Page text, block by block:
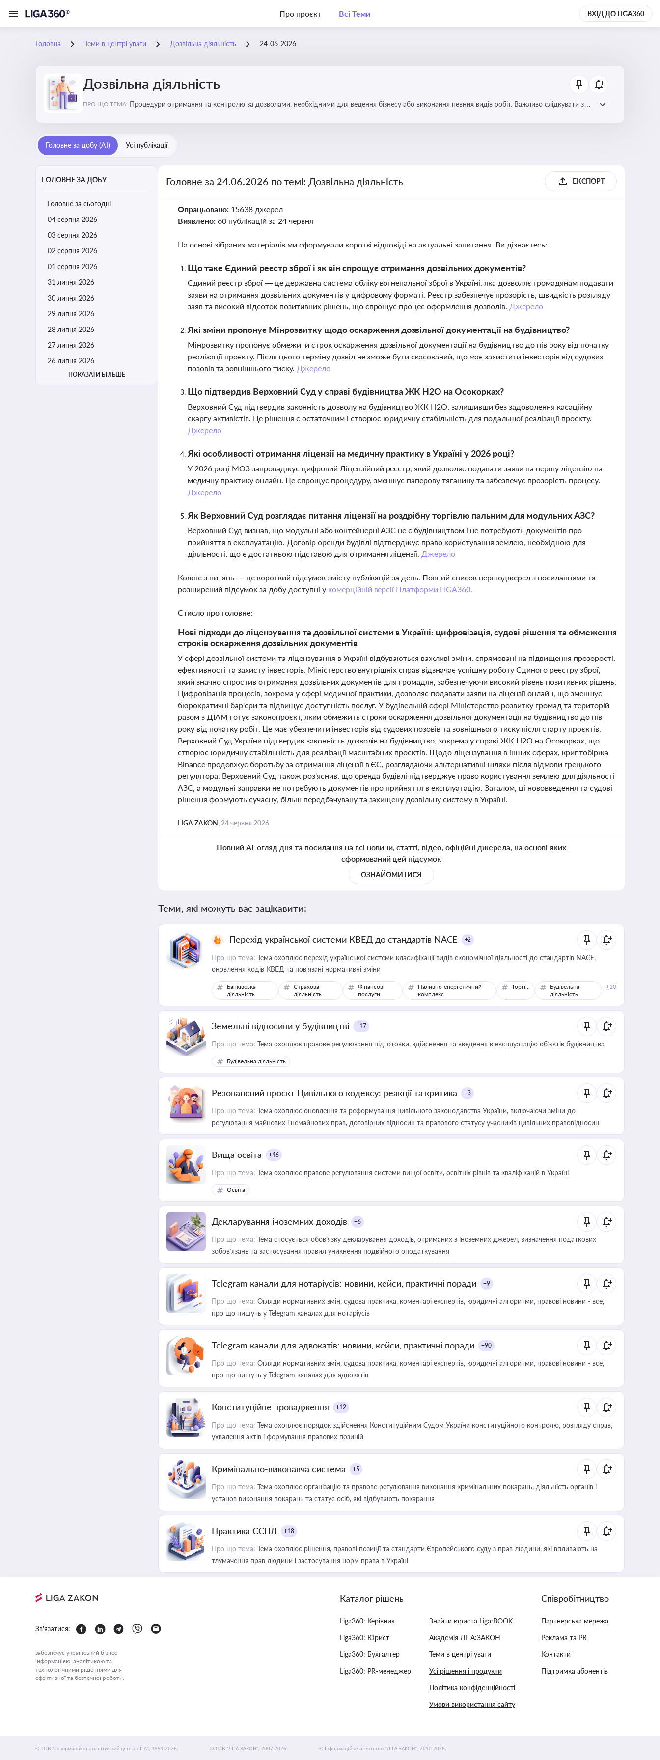
Про проєкт Всі Теми ВХІД ДО LIGA360
Головна Теми в центрі уваги Дозвільна діяльність 24-06-2026
Дозвільна діяльність
ПРО ЩО ТЕМА: Процедури отримання та контролю за дозволами, необхідними для ведення бізнесу або виконання певних видів робіт. Важливо слідкувати за
Головне за добу (AI) Усі публікації
ГОЛОВНЕ ЗА ДОБУ
Головне за сьогодні
04 серпня 2026
03 серпня 2026
02 серпня 2026
01 серпня 2026
31 липня 2026
30 липня 2026
29 липня 2026
28 липня 2026
27 липня 2026
26 липня 2026
ПОКАЗАТИ БІЛЬШЕ
Головне за 24.06.2026 по темі: Дозвільна діяльність ЕКСПОРТ
Опрацьовано: 15638 джерел
Виявлено: 60 публікацій за 24 червня
На основі зібраних матеріалів ми сформували короткі відповіді на актуальні запитання. Ви дізнаєтесь:
Що таке Єдиний реєстр зброї і як він спрощує отримання дозвільних документів?
Єдиний реєстр зброї — це державна система обліку вогнепальної зброї в Україні, яка дозволяє громадянам подавати
заяви на отримання дозвільних документів у цифровому форматі. Реєстр забезпечує прозорість, швидкість розгляду
заяв та високий відсоток позитивних рішень, що спрощує процес оформлення дозволів. Джерело
Які зміни пропонує Мінрозвитку щодо оскарження дозвільної документації на будівництво?
Мінрозвитку пропонує обмежити строк оскарження дозвільної документації на будівництво до пів року від початку
реалізації проєкту. Після цього терміну дозвіл не зможе бути скасований, що має захистити інвесторів від судових
позовів та зовнішнього тиску. Джерело
Що підтвердив Верховний Суд у справі будівництва ЖК H2O на Осокорках?
Верховний Суд підтвердив законність дозволу на будівництво ЖК H2O, залишивши без задоволення касаційну
скаргу активістів. Це рішення є остаточним і створює юридичну стабільність для подальшої реалізації проєкту.
Джерело
Які особливості отримання ліцензії на медичну практику в Україні у 2026 році?
У 2026 році МОЗ запроваджує цифровий Ліцензійний реєстр, який дозволяє подавати заяви на першу ліцензію на
медичну практику онлайн. Це спрощує процедуру, зменшує паперову тяганину та забезпечує прозорість процесу.
Джерело
Як Верховний Суд розглядає питання ліцензії на роздрібну торгівлю пальним для модульних АЗС?
Верховний Суд визнав, що модульні або контейнерні АЗС не є будівництвом і не потребують документів про
прийняття в експлуатацію. Договір оренди будівлі підтверджує право користування землею, необхідною для
діяльності, що є достатньою підставою для отримання ліцензії. Джерело
Кожне з питань — це короткий підсумок змісту публікацій за день. Повний список першоджерел з посиланнями та
розширений підсумок за добу доступні у комерційній версії Платформи LIGA360.
Стисло про головне:
Нові підходи до ліцензування та дозвільної системи в Україні: цифровізація, судові рішення та обмеження
строків оскарження дозвільних документів
У сфері дозвільної системи та ліцензування в Україні відбуваються важливі зміни, спрямовані на підвищення прозорості,
ефективності та захисту інвесторів. Міністерство внутрішніх справ відзначає успішну роботу Єдиного реєстру зброї,
який значно спростив отримання дозвільних документів для громадян, забезпечуючи високий рівень позитивних рішень.
Цифровізація процесів, зокрема у сфері медичної практики, дозволяє подавати заяви на ліцензії онлайн, що зменшує
бюрократичні бар'єри та підвищує доступність послуг. У будівельній сфері Міністерство розвитку громад та територій
разом з ДІАМ готує законопроєкт, який обмежить строки оскарження дозвільної документації на будівництво до пів
року від початку робіт. Це має убезпечити інвесторів від судових позовів та зовнішнього тиску після старту проєктів.
Верховний Суд України підтвердив законність дозволів на будівництво, зокрема у справі ЖК H2O на Осокорках, що
створює юридичну стабільність для реалізації масштабних проєктів. Щодо ліцензування в інших сферах, криптобіржа
Binance продовжує боротьбу за отримання ліцензії в ЄС, розглядаючи альтернативні шляхи після відмови грецького
регулятора. Верховний Суд також роз'яснив, що оренда будівлі підтверджує право користування землею для діяльності
АЗС, а модульні заправки не потребують документів про прийняття в експлуатацію. Загалом, ці нововведення та судові
рішення формують сучасну, більш передбачувану та захищену дозвільну систему в Україні.
LIGA ZAKON, 24 червня 2026
Повний AI-огляд дня та посилання на всі новини, статті, відео, офіційні джерела, на основі яких
сформований цей підсумок
ОЗНАЙОМИТИСЯ
Теми, які можуть вас зацікавити:
Перехід української системи КВЕД до стандартів NACE +2
Про що тема: Тема охоплює перехід української системи класифікації видів економічної діяльності до стандартів NACE,
оновлення кодів КВЕД та пов'язані нормативні зміни
Банківська
діяльність
Страхова
діяльність
Фінансові
послуги
Паливно-енергетичний
комплекс
Торгівля
Будівельна
діяльність
+10
Земельні відносини у будівництві +17
Про що тема: Тема охоплює правове регулювання підготовки, здійснення та введення в експлуатацію об’єктів будівництва
Будівельна діяльність
Резонансний проєкт Цивільного кодексу: реакції та критика +3
Про що тема: Тема охоплює оновлення та реформування цивільного законодавства України, включаючи зміни до
регулювання майнових і немайнових прав, договірних відносин та правового статусу учасників цивільних правовідносин
Вища освіта +46
Про що тема: Тема охоплює правове регулювання системи вищої освіти, освітніх рівнів та кваліфікацій в Україні
Освіта
Декларування іноземних доходів +6
Про що тема: Тема стосується обов’язку декларування доходів, отриманих з іноземних джерел, визначення податкових
зобов’язань та застосування правил уникнення подвійного оподаткування
Telegram канали для нотаріусів: новини, кейси, практичні поради +9
Про що тема: Огляди нормативних змін, судова практика, коментарі експертів, юридичні алгоритми, правові новини - все,
про що пишуть у Telegram каналах для нотаріусів
Telegram канали для адвокатів: новини, кейси, практичні поради +90
Про що тема: Огляди нормативних змін, судова практика, коментарі експертів, юридичні алгоритми, правові новини - все,
про що пишуть у Telegram каналах для адвокатів
Конституційне провадження +12
Про що тема: Тема охоплює порядок здійснення Конституційним Судом України конституційного контролю, розгляду справ,
ухвалення актів і формування правових позицій
Кримінально-виконавча система +5
Про що тема: Тема охоплює організацію та правове регулювання виконання кримінальних покарань, діяльність органів і
установ виконання покарань та статус осіб, які відбувають покарання
Практика ЄСПЛ +18
Про що тема: Тема охоплює рішення, правові позиції та стандарти Європейського суду з прав людини, які впливають на
тлумачення прав людини і застосування норм права в Україні
Зв'язатися:
забезпечує український бізнес
інформацією, аналітикою та
технологічними рішеннями для
ефективної та безпечної роботи.
Каталог рішень
Liga360: Керівник
Liga360: Юрист
Liga360: Бухгалтер
Liga360: PR-менеджер
Знайти юриста Liga:BOOK
Академія ЛІГА:ЗАКОН
Теми в центрі уваги
Усі рішення і продукти
Політика конфіденційності
Умови використання сайту
Співробітництво
Партнерська мережа
Реклама та PR
Контакти
Підтримка абонентів
© ТОВ "інформаційно-аналітичний центр ЛІГА", 1991-2026. © ТОВ "ЛІГА ЗАКОН", 2007-2026. © Інформаційне агентство "ЛІГА:ЗАКОН", 2010-2026.